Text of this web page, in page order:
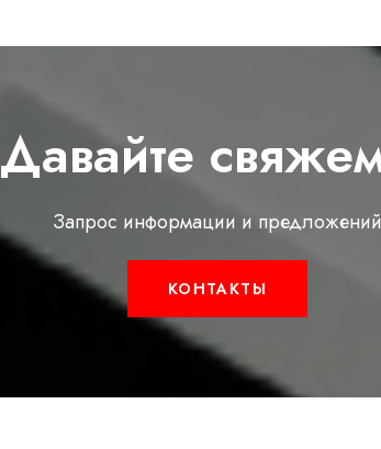
Давайте
Запрос информации и предложений
КОНТАКТЫ